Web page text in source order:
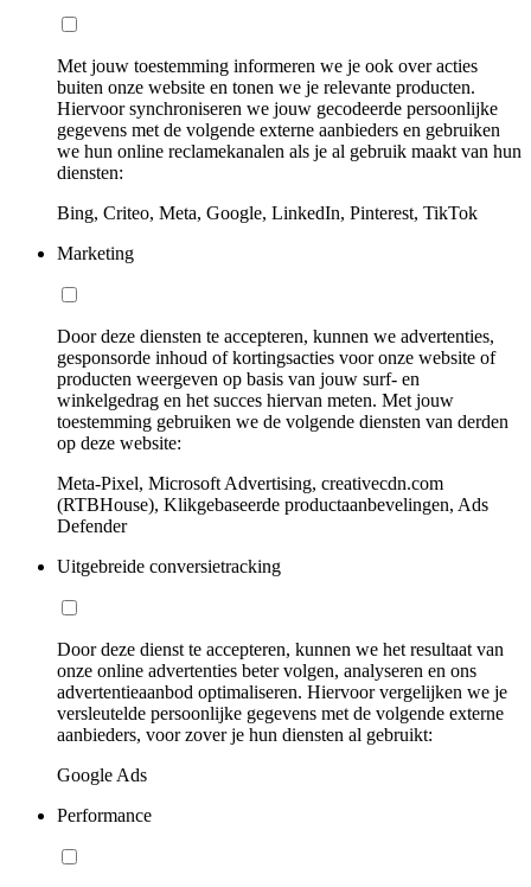
Met jouw toestemming informeren we je ook over acties
buiten onze website en tonen we je relevante producten.
Hiervoor synchroniseren we jouw gecodeerde persoonlijke
gegevens met de volgende externe aanbieders en gebruiken
we hun online reclamekanalen als je al gebruik maakt van hun
diensten:
Bing, Criteo, Meta, Google, LinkedIn, Pinterest, TikTok
Marketing
Door deze diensten te accepteren, kunnen we advertenties,
gesponsorde inhoud of kortingsacties voor onze website of
producten weergeven op basis van jouw surf- en
winkelgedrag en het succes hiervan meten. Met jouw
toestemming gebruiken we de volgende diensten van derden
op deze website:
Meta-Pixel, Microsoft Advertising, creativecdn.com
(RTBHouse), Klikgebaseerde productaanbevelingen, Ads
Defender
Uitgebreide conversietracking
Door deze dienst te accepteren, kunnen we het resultaat van
onze online advertenties beter volgen, analyseren en ons
advertentieaanbod optimaliseren. Hiervoor vergelijken we je
versleutelde persoonlijke gegevens met de volgende externe
aanbieders, voor zover je hun diensten al gebruikt:
Google Ads
Performance